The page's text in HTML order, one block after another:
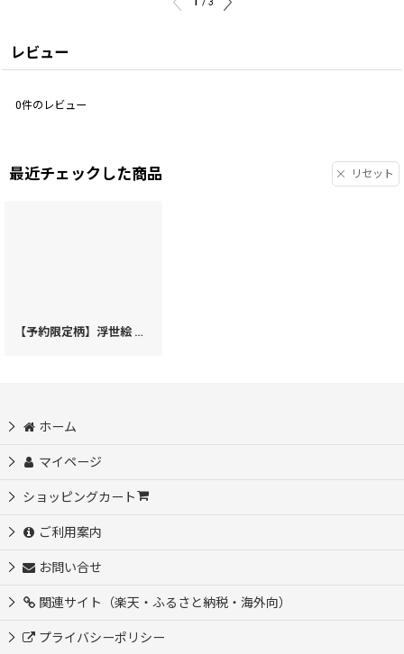
/ 3
レビュー
0件のレビュー
最近チェックした商品 リセット
【予約限定柄】浮世絵 吉原 パーソナルホルダー［t］
ホーム
マイページ
ショッピングカート
ご利用案内
お問い合せ
関連サイト（楽天・ふるさと納税・海外向）
プライバシーポリシー